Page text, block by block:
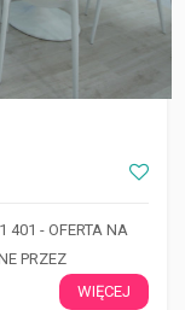
401 - OFERTA NA
PRZEZ
WIĘCEJ